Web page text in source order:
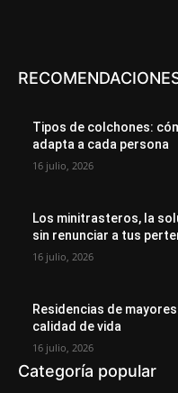
Tipos de colchones:
adapta a cada persona
16 julio, 2026
Los minitrasteros, la
sin renunciar a tus
16 julio, 2026
Residencias de
calidad de vida
16 julio, 2026
Categoría popular